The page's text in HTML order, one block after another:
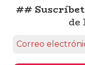
##
de